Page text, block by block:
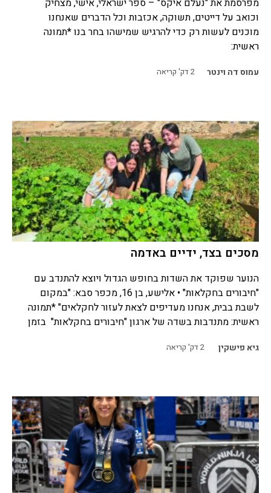
וכואב על דייטים, תשוקה, אכזבות וכל הדברים שאנחנו
מוכנים לעשות רק כדי להרגיש שמישהו בחר בנו *תמונה
ראשית:
עמוס דה וינטר 2דק' קריאה
מסכים בצד, ידיים באדמה
הנוער שפוקד את השדות בחופש הגדול ויוצא להתנדב עם
"חיבורים בחקלאות" • אלישע, בן 16, מכפר סבא: "במקום
לשבת בבית, אנחנו מעדיפים לצאת לעזור לחקלאים" *תמונה
ראשית: מתנדבות בשדה של ארגון "חיבורים בחקלאות" בזמן
גיא פישקין 2דק' קריאה